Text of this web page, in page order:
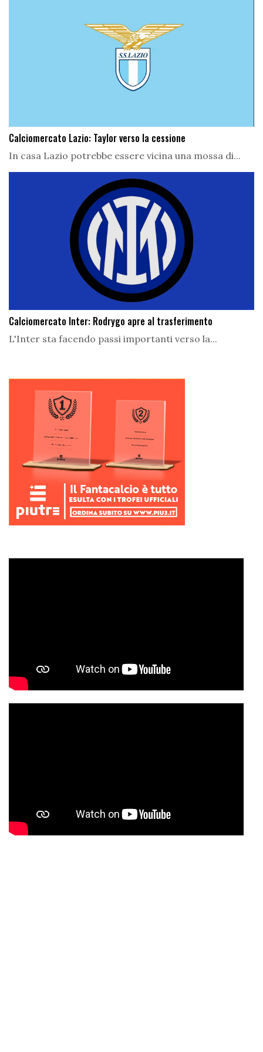
Calciomercato Lazio: Taylor verso la cessione
In casa Lazio potrebbe essere vicina una mossa di...
Calciomercato Inter: Rodrygo apre al trasferimento
L'Inter sta facendo passi importanti verso la...